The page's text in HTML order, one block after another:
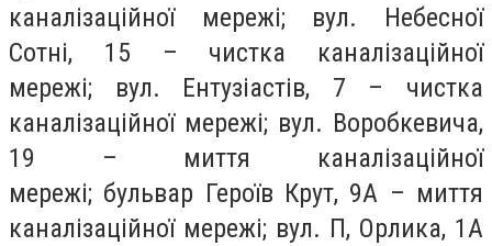
каналізаційної мережі; вул. Небесної
Сотні, 15 – чистка каналізаційної
мережі; вул. Ентузіастів, 7 – чистка
каналізаційної мережі; вул. Воробкевича,
19 – миття каналізаційної
мережі; бульвар Героїв Крут, 9А – миття
каналізаційної мережі; вул. П, Орлика, 1А